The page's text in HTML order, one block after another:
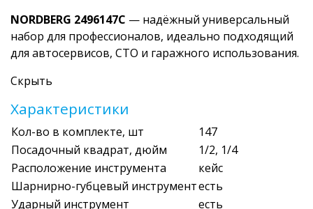
NORDBERG 2496147C — надёжный универсальный
набор для профессионалов, идеально подходящий
для автосервисов, СТО и гаражного использования.
Скрыть
Характеристики
Кол-во в комплекте, шт
147
Посадочный квадрат, дюйм
1/2, 1/4
Расположение инструмента
кейс
Шарнирно-губцевый инструментесть
Ударный инструмент
есть